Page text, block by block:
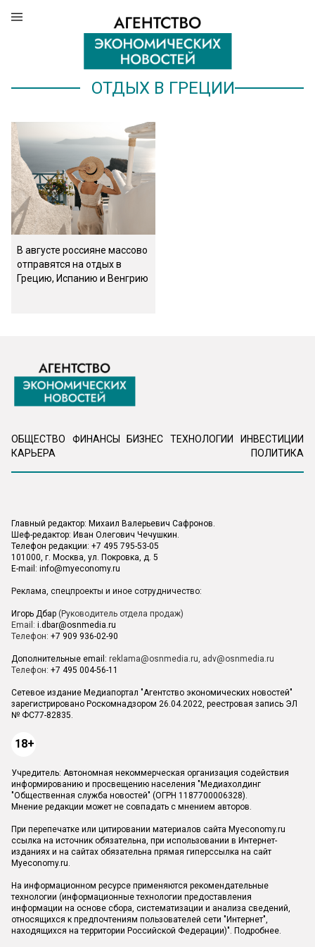
ОТДЫХ В ГРЕЦИИ
В августе россияне массово
отправятся на отдых в
Грецию, Испанию и Венгрию
ОБЩЕСТВО ФИНАНСЫ БИЗНЕС ТЕХНОЛОГИИ
ИНВЕСТИЦИИ
КАРЬЕРА
ПОЛИТИКА
Главный редактор: Михаил Валерьевич Сафронов.
Шеф-редактор: Иван Олегович Чечушкин.
Телефон редакции: +7 495 795-53-05
101000, г. Москва, ул. Покровка, д. 5
E-mail: info@myeconomy.ru
Реклама, спецпроекты и иное сотрудничество:
Игорь Дбар (Руководитель отдела продаж)
Email: i.dbar@osnmedia.ru
Телефон: +7 909 936-02-90
Дополнительные email: reklama@osnmedia.ru, adv@osnmedia.ru
Телефон: +7 495 004-56-11
Сетевое издание Медиапортал "Агентство экономических новостей"
зарегистрировано Роскомнадзором 26.04.2022, реестровая запись ЭЛ
№ ФС77-82835.
18+
Учредитель: Автономная некоммерческая организация содействия
информированию и просвещению населения "Медиахолдинг
"Общественная служба новостей" (ОГРН 1187700006328).
Мнение редакции может не совпадать с мнением авторов.
При перепечатке или цитировании материалов сайта Myeconomy.ru
ссылка на источник обязательна, при использовании в Интернет-
изданиях и на сайтах обязательна прямая гиперссылка на сайт
Myeconomy.ru.
На информационном ресурсе применяются рекомендательные
технологии (информационные технологии предоставления
информации на основе сбора, систематизации и анализа сведений,
относящихся к предпочтениям пользователей сети "Интернет",
находящихся на территории Российской Федерации)". Подробнее.